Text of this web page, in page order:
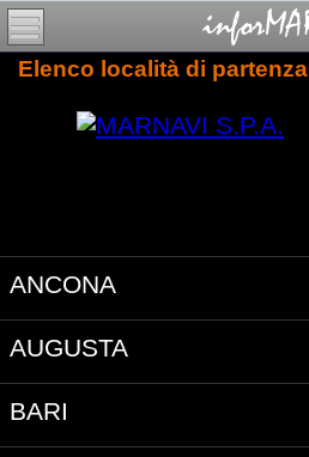
Elenco località di partenza
ANCONA
AUGUSTA
BARI